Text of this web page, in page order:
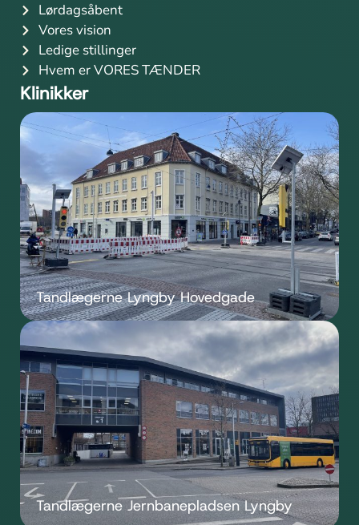
Lørdagsåbent
Vores vision
Ledige stillinger
Hvem er VORES TÆNDER
Klinikker
Tandlægerne Lyngby Hovedgade
Tandlægerne Jernbanepladsen Lyngby